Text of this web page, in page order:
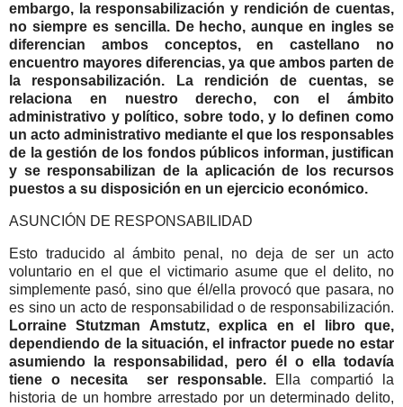
embargo, la responsabilización y rendición de cuentas,
no siempre es sencilla. De hecho, aunque en ingles se
diferencian ambos conceptos, en castellano no
encuentro mayores diferencias, ya que ambos parten de
la responsabilización. La rendición de cuentas, se
relaciona en nuestro derecho, con el ámbito
administrativo y político, sobre todo, y lo definen como
un acto administrativo mediante el que los responsables
de la gestión de los fondos públicos informan, justifican
y se responsabilizan de la aplicación de los recursos
puestos a su disposición en un ejercicio económico.
ASUNCIÓN DE RESPONSABILIDAD
Esto traducido al ámbito penal, no deja de ser un acto
voluntario en el que el victimario asume que el delito, no
simplemente pasó, sino que él/ella provocó que pasara, no
es sino un acto de responsabilidad o de responsabilización.
Lorraine Stutzman Amstutz, explica en el libro que,
dependiendo de la situación, el infractor puede no estar
asumiendo la responsabilidad, pero él o ella todavía
tiene o necesita ser responsable.Ella compartió la
historia de un hombre arrestado por un determinado delito,